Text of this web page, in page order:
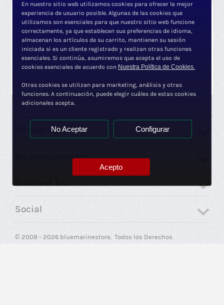
No hay artículos en esta familia
Mi cuenta
bluemarinestore
Social
© 2009 - 2026 bluemarinestore. Todos los Derechos
En nuestro sitio web utilizamos cookies para ofrecer la mejor
experiencia de usuario posible. Algunas de las cookies que
utilizamos son esenciales para que nuestro sitio web funcione
correctamente, ya que establecen sus preferencias de idioma,
almacenan los artículos de su carrito, mantienen su sesión
iniciada si es un cliente registrado y realizan otras funciones
esenciales. Si continúa, asumiremos que acepta el uso de
cookies esenciales de acuerdo con Nuestra Política de Cookies.
Otras cookies se utilizan para marketing, análisis y otras
funciones. A continuación, puede elegir cuáles de estas cookies
adicionales acepta.
No Aceptar Configurar
Acepto